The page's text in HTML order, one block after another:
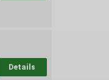
Details